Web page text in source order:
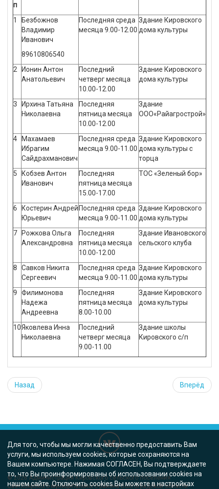
п
1
Безбожнов
Владимир
Иванович
89610806540
Последняя среда
месяца 9.00-12.00
Здание Кировского
дома культуры
2
Ионин Антон
Анатольевич
Последний
четверг месяца
10.00-12.00
Здание Кировского
дома культуры
3
Ирхина Татьяна
Николаевна
Последняя
пятница месяца
10.00-12.00
Здание
ООО«Райагрострой»
4
Махамаев
Ибрагим
Сайдрахманович
Последняя среда
месяца 9.00-11.00
Здание Кировского
дома культуры с
торца
5
Кобзев Антон
Иванович
Последняя
пятница месяца
15.00-17.00
ТОС «Зеленый бор»
6
Костерин Андрей
Юрьевич
Последняя среда
месяца 9.00-11.00
Здание Кировского
дома культуры
7
Рожкова Ольга
Александровна
Последняя
пятница месяца
10.00-12.00
Здание Ивановского
сельского клуба
8
Савков Никита
Сергеевич
Последняя среда
месяца 9.00-11.00
Здание Кировского
дома культуры
9
Филимонова
Надежа
Андреевна
Последняя
пятница месяца
8.00-10.00
Здание Кировского
дома культуры
10Яковлева Инна
Николаевна
Последний
четверг месяца
9.00-11.00
Здание школы
Кировского с/п
Назад Вперёд
© 2026Администрация Кировского сельского поселения
Cветлоярского муниципального района Волгоградской области
Для того, чтобы мы могли качественно предоставить Вам
услуги, мы используем cookies, которые сохраняются на
Вашем компьютере. Нажимая СОГЛАСЕН, Вы подтверждаете
то, что Вы проинформированы об использовании cookies на
нашем сайте. Отключить cookies Вы можете в настройках